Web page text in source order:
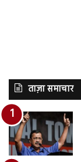
ताज़ा समाचार